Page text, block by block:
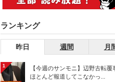
ランキング
昨日 週間 月
1
【今週のサンモニ】辺野古転覆
ほとんど報道してこなかっ...